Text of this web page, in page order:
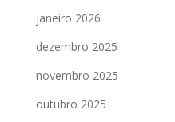
janeiro 2026
dezembro 2025
novembro 2025
outubro 2025